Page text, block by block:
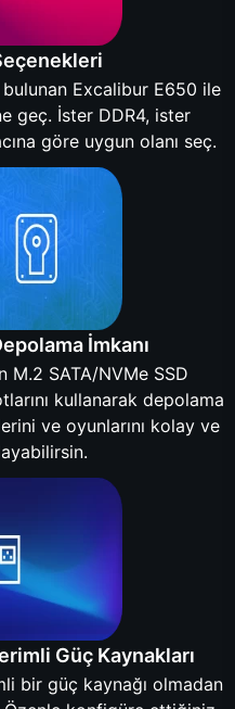
Excalibur E650 ile
geç. İster DDR4, ister
göre uygun olanı seç.
İmkanı
M.2 SATA/NVMe SSD
kullanarak depolama
ve oyunlarını kolay ve
Güç Kaynakları
bir güç kaynağı olmadan